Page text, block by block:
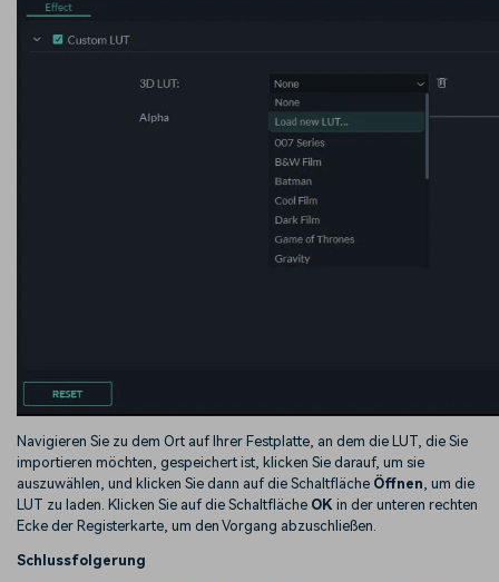
Navigieren Sie zu dem Ort auf Ihrer Festplatte, an dem die LUT, die Sie
importieren möchten, gespeichert ist, klicken Sie darauf, um sie
auszuwählen, und klicken Sie dann auf die Schaltfläche Öffnen , um die
LUT zu laden. Klicken Sie auf die Schaltfläche OK in der unteren rechten
Ecke der Registerkarte, um den Vorgang abzuschließen.
Schlussfolgerung